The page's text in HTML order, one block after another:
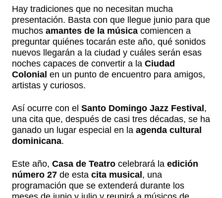
Hay tradiciones que no necesitan mucha
presentación. Basta con que llegue junio para que
muchos amantes de la música comiencen a
preguntar quiénes tocarán este año, qué sonidos
nuevos llegarán a la ciudad y cuáles serán esas
noches capaces de convertir a la Ciudad
Colonial en un punto de encuentro para amigos,
artistas y curiosos.
Así ocurre con el Santo Domingo Jazz Festival ,
una cita que, después de casi tres décadas, se ha
ganado un lugar especial en la agenda cultural
dominicana.
Este año, Casa de Teatro celebrará la edición
número 27 de esta cita musical , una
programación que se extenderá durante los